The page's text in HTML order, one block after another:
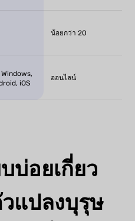
น้อยกว่า 20
iOS
ออนไลน์
บ่อยเกี่ยว
แปลงบุรุษ